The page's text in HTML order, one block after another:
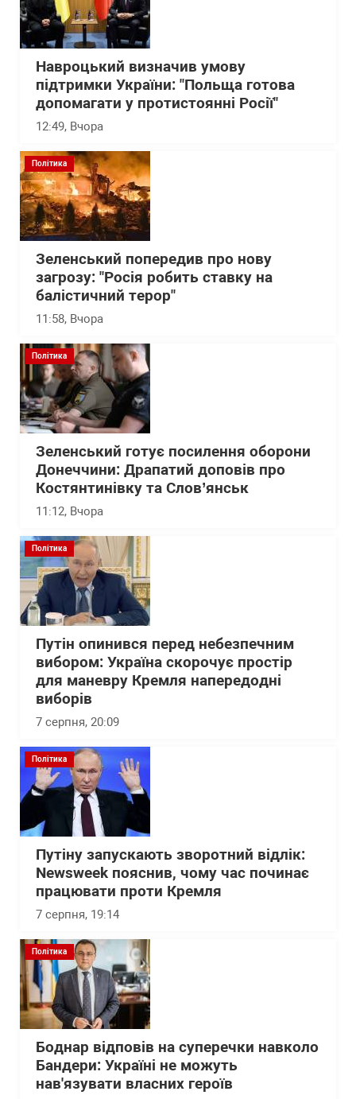
Навроцький визначив умову
підтримки України: "Польща готова
допомагати у протистоянні Росії"
12:49, Вчора
Політика
Зеленський попередив про нову
загрозу: "Росія робить ставку на
балістичний терор"
11:58, Вчора
Політика
Зеленський готує посилення оборони
Донеччини: Драпатий доповів про
Костянтинівку та Слов’янськ
11:12, Вчора
Політика
Путін опинився перед небезпечним
вибором: Україна скорочує простір
для маневру Кремля напередодні
виборів
7 серпня, 20:09
Політика
Путіну запускають зворотний відлік:
Newsweek пояснив, чому час починає
працювати проти Кремля
7 серпня, 19:14
Політика
Боднар відповів на суперечки навколо
Бандери: Україні не можуть
нав'язувати власних героїв